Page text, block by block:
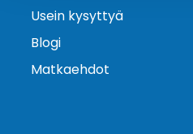
Usein kysyttyä
Blogi
Matkaehdot